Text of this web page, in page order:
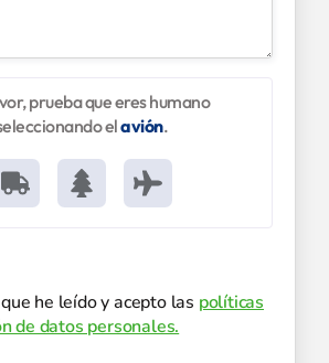
prueba que eres humano
elavión.
he leído y acepto las políticas
de datos personales.